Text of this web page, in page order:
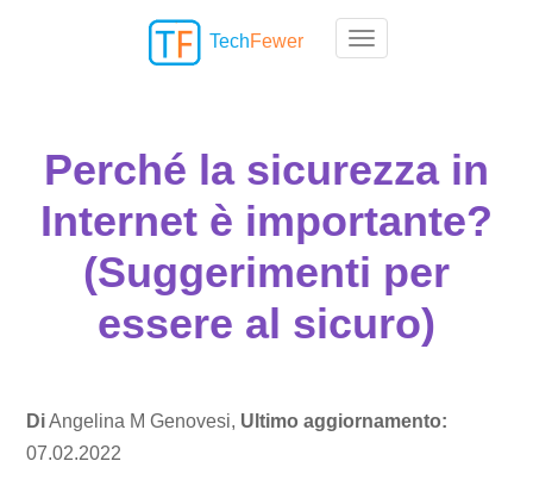
Toggle navigation
TechFewer
Perché la sicurezza in
Internet è importante?
(Suggerimenti per
essere al sicuro)
DiAngelina M Genovesi, Ultimo aggiornamento:
07.02.2022